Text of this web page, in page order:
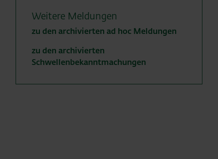
Weitere Meldungen
zu den archivierten ad hoc Meldungen
zu den archivierten
Schwellenbekanntmachungen